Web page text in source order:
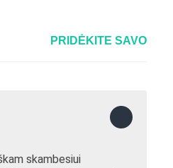
PRIDĖKITE SAVO
skambesiui